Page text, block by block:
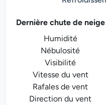
Dernière chute de neige
Humidité
Nébulosité
Visibilité
Vitesse du vent
Rafales de vent
Direction du vent